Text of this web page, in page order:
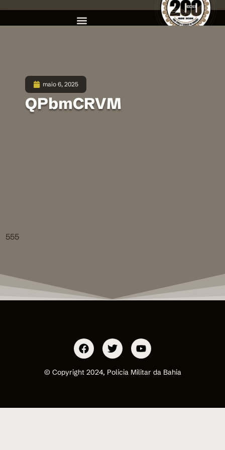
maio 6, 2025
QPbmCRVM
555
© Copyright 2024, Polícia Militar da Bahia